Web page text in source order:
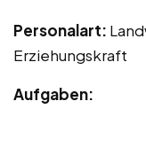
Personalart:
Erziehungskraft
Aufgaben: